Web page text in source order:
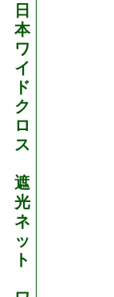
日
本
ワ
イ
ド
ク
ロ
ス
遮
光
ネ
ッ
ト